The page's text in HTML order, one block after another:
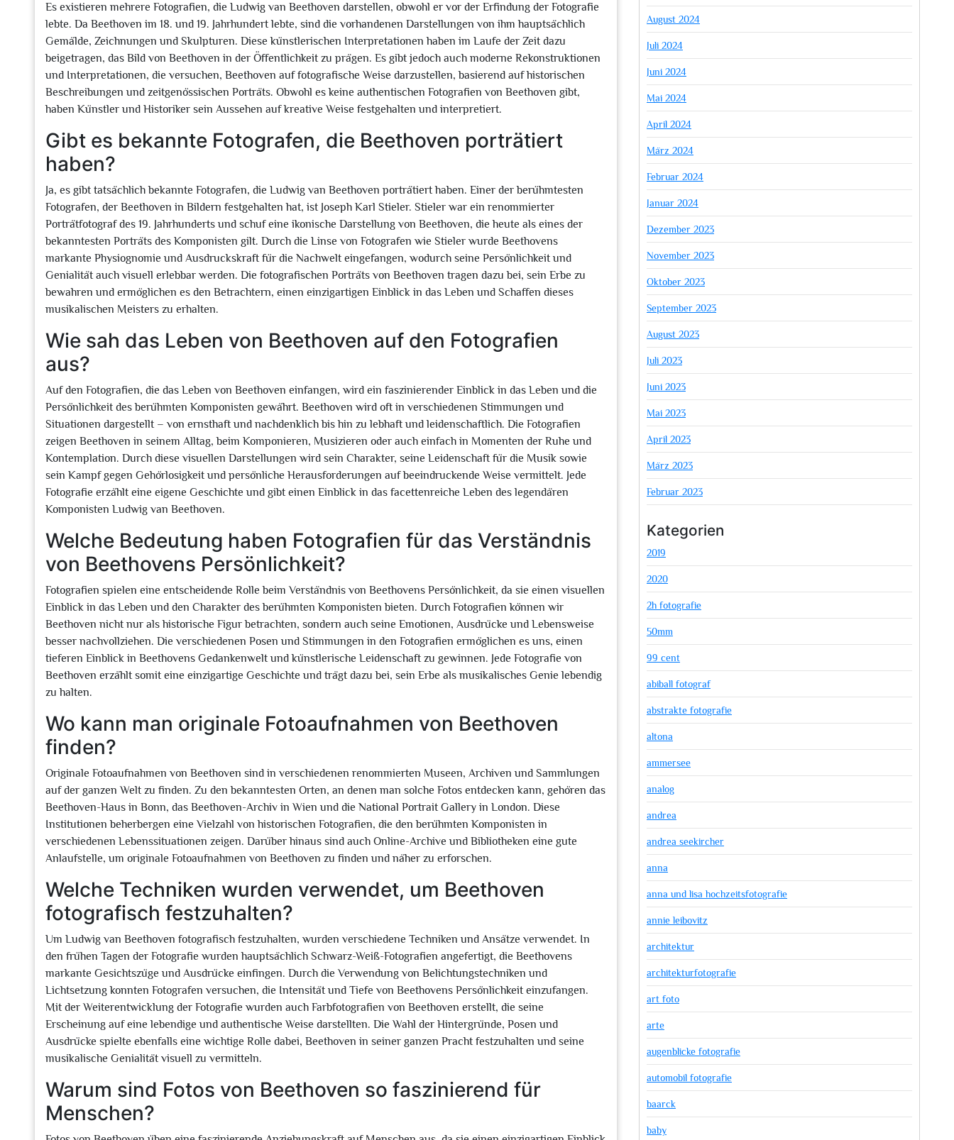
Es existieren mehrere Fotografien, die Ludwig van Beethoven darstellen, obwohl er vor der Erfindung der Fotografie
lebte. Da Beethoven im 18. und 19. Jahrhundert lebte, sind die vorhandenen Darstellungen von ihm hauptsächlich
Gemälde, Zeichnungen und Skulpturen. Diese künstlerischen Interpretationen haben im Laufe der Zeit dazu
beigetragen, das Bild von Beethoven in der Öffentlichkeit zu prägen. Es gibt jedoch auch moderne Rekonstruktionen
und Interpretationen, die versuchen, Beethoven auf fotografische Weise darzustellen, basierend auf historischen
Beschreibungen und zeitgenössischen Porträts. Obwohl es keine authentischen Fotografien von Beethoven gibt,
haben Künstler und Historiker sein Aussehen auf kreative Weise festgehalten und interpretiert.
Gibt es bekannte Fotografen, die Beethoven porträtiert
haben?
Ja, es gibt tatsächlich bekannte Fotografen, die Ludwig van Beethoven porträtiert haben. Einer der berühmtesten
Fotografen, der Beethoven in Bildern festgehalten hat, ist Joseph Karl Stieler. Stieler war ein renommierter
Porträtfotograf des 19. Jahrhunderts und schuf eine ikonische Darstellung von Beethoven, die heute als eines der
bekanntesten Porträts des Komponisten gilt. Durch die Linse von Fotografen wie Stieler wurde Beethovens
markante Physiognomie und Ausdruckskraft für die Nachwelt eingefangen, wodurch seine Persönlichkeit und
Genialität auch visuell erlebbar werden. Die fotografischen Porträts von Beethoven tragen dazu bei, sein Erbe zu
bewahren und ermöglichen es den Betrachtern, einen einzigartigen Einblick in das Leben und Schaffen dieses
musikalischen Meisters zu erhalten.
Wie sah das Leben von Beethoven auf den Fotografien
aus?
Auf den Fotografien, die das Leben von Beethoven einfangen, wird ein faszinierender Einblick in das Leben und die
Persönlichkeit des berühmten Komponisten gewährt. Beethoven wird oft in verschiedenen Stimmungen und
Situationen dargestellt – von ernsthaft und nachdenklich bis hin zu lebhaft und leidenschaftlich. Die Fotografien
zeigen Beethoven in seinem Alltag, beim Komponieren, Musizieren oder auch einfach in Momenten der Ruhe und
Kontemplation. Durch diese visuellen Darstellungen wird sein Charakter, seine Leidenschaft für die Musik sowie
sein Kampf gegen Gehörlosigkeit und persönliche Herausforderungen auf beeindruckende Weise vermittelt. Jede
Fotografie erzählt eine eigene Geschichte und gibt einen Einblick in das facettenreiche Leben des legendären
Komponisten Ludwig van Beethoven.
Welche Bedeutung haben Fotografien für das Verständnis
von Beethovens Persönlichkeit?
Fotografien spielen eine entscheidende Rolle beim Verständnis von Beethovens Persönlichkeit, da sie einen visuellen
Einblick in das Leben und den Charakter des berühmten Komponisten bieten. Durch Fotografien können wir
Beethoven nicht nur als historische Figur betrachten, sondern auch seine Emotionen, Ausdrücke und Lebensweise
besser nachvollziehen. Die verschiedenen Posen und Stimmungen in den Fotografien ermöglichen es uns, einen
tieferen Einblick in Beethovens Gedankenwelt und künstlerische Leidenschaft zu gewinnen. Jede Fotografie von
Beethoven erzählt somit eine einzigartige Geschichte und trägt dazu bei, sein Erbe als musikalisches Genie lebendig
zu halten.
Wo kann man originale Fotoaufnahmen von Beethoven
finden?
Originale Fotoaufnahmen von Beethoven sind in verschiedenen renommierten Museen, Archiven und Sammlungen
auf der ganzen Welt zu finden. Zu den bekanntesten Orten, an denen man solche Fotos entdecken kann, gehören das
Beethoven-Haus in Bonn, das Beethoven-Archiv in Wien und die National Portrait Gallery in London. Diese
Institutionen beherbergen eine Vielzahl von historischen Fotografien, die den berühmten Komponisten in
verschiedenen Lebenssituationen zeigen. Darüber hinaus sind auch Online-Archive und Bibliotheken eine gute
Anlaufstelle, um originale Fotoaufnahmen von Beethoven zu finden und näher zu erforschen.
Welche Techniken wurden verwendet, um Beethoven
fotografisch festzuhalten?
Um Ludwig van Beethoven fotografisch festzuhalten, wurden verschiedene Techniken und Ansätze verwendet. In
den frühen Tagen der Fotografie wurden hauptsächlich Schwarz-Weiß-Fotografien angefertigt, die Beethovens
markante Gesichtszüge und Ausdrücke einfingen. Durch die Verwendung von Belichtungstechniken und
Lichtsetzung konnten Fotografen versuchen, die Intensität und Tiefe von Beethovens Persönlichkeit einzufangen.
Mit der Weiterentwicklung der Fotografie wurden auch Farbfotografien von Beethoven erstellt, die seine
Erscheinung auf eine lebendige und authentische Weise darstellten. Die Wahl der Hintergründe, Posen und
Ausdrücke spielte ebenfalls eine wichtige Rolle dabei, Beethoven in seiner ganzen Pracht festzuhalten und seine
musikalische Genialität visuell zu vermitteln.
Warum sind Fotos von Beethoven so faszinierend für
Menschen?
August 2024
Juli 2024
Juni 2024
Mai 2024
April 2024
März 2024
Februar 2024
Januar 2024
Dezember 2023
November 2023
Oktober 2023
September 2023
August 2023
Juli 2023
Juni 2023
Mai 2023
April 2023
März 2023
Februar 2023
Kategorien
2019
2020
2h fotografie
50mm
99 cent
abiball fotograf
abstrakte fotografie
altona
ammersee
analog
andrea
andrea seekircher
anna
anna und lisa hochzeitsfotografie
annie leibovitz
architektur
architekturfotografie
art foto
arte
augenblicke fotografie
automobil fotografie
baarck
baby